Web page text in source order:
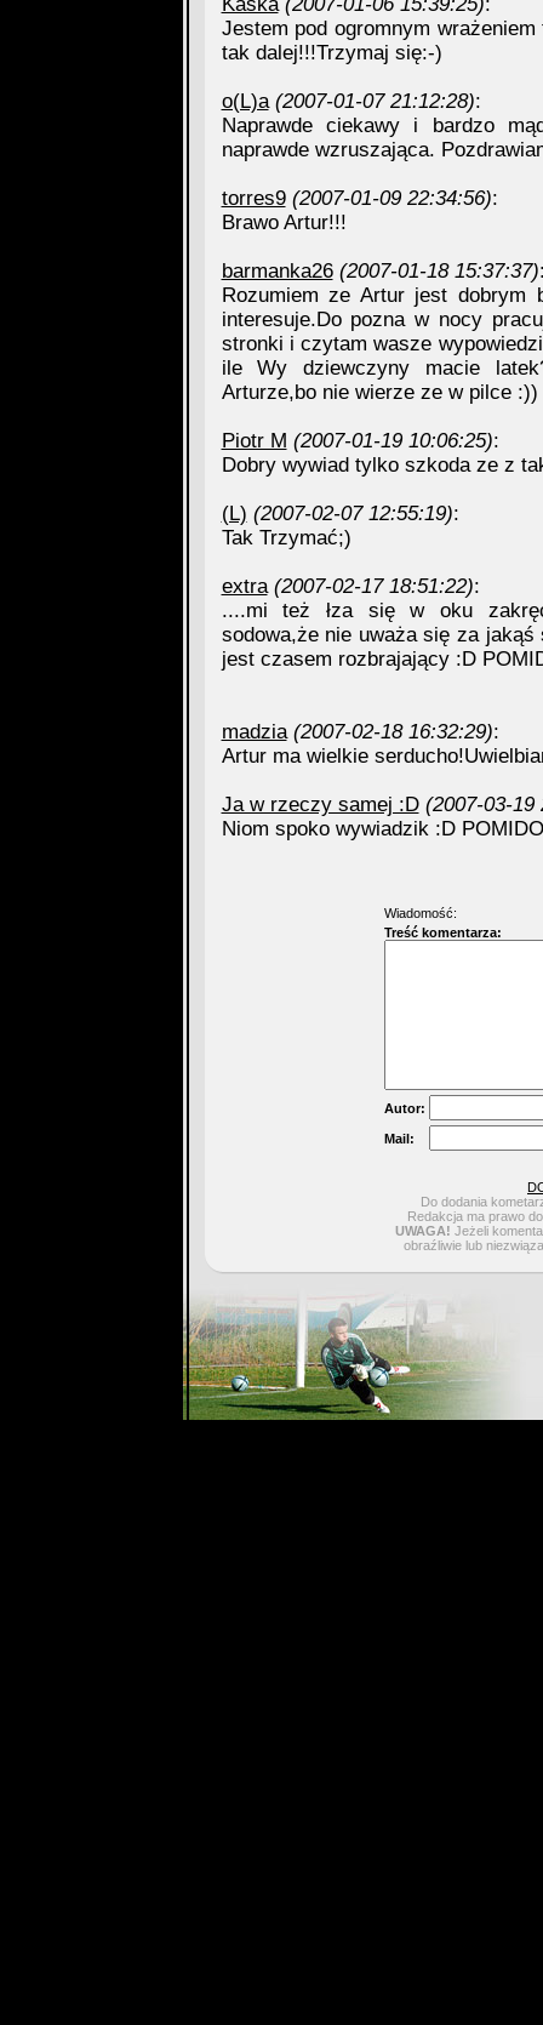
Jestem pod ogromnym
tak dalej!!!Trzymaj się:-)
o(L)a (2007-01-07 21:12:28):
Naprawde ciekawy i bardzo
naprawde wzruszająca.
torres9 (2007-01-09 22:34:56):
Brawo Artur!!!
barmanka26 (2007-01-18 15:37:37)
Rozumiem ze Artur jest dobrym
interesuje.Do pozna w nocy
stronki i czytam wasze
ile Wy dziewczyny macie
Arturze,bo nie wierze ze w pilce
Piotr M (2007-01-19 10:06:25):
Dobry wywiad tylko szkoda ze z
(L) (2007-02-07 12:55:19):
Tak Trzymać;)
extra (2007-02-17 18:51:22):
....mi też łza się w oku
sodowa,że nie uważa się za
jest czasem rozbrajający :D
madzia (2007-02-18 16:32:29):
Artur ma wielkie
Ja w rzeczy samej :D (2007-03-19
Niom spoko wywiadzik :D
Wiadomość:
Treść komentarza:
Autor:
Mail:
Do dodania
Redakcja ma prawo
UWAGA! Jeżeli
obraźliwie lub